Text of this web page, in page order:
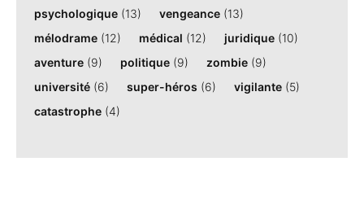
psychologique (13) vengeance (13)
mélodrame (12) médical (12) juridique (10)
aventure (9) politique (9) zombie (9)
université (6) super-héros (6) vigilante (5)
catastrophe (4)